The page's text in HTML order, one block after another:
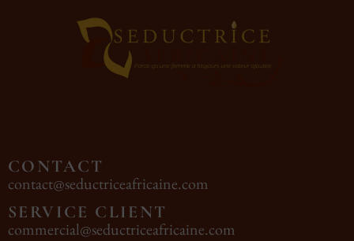
CONTACT
contact@seductriceafricaine.com
SERVICE CLIENT
commercial@seductriceafricaine.com